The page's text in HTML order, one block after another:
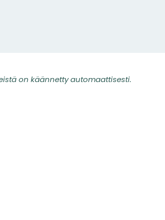
on käännetty automaattisesti.